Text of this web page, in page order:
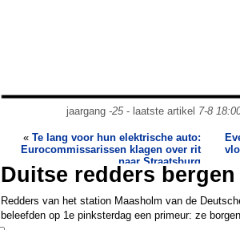
jaargang -25- laatste artikel 7-8
« Te lang voor hun elektrische auto:
Eurocommissarissen klagen over rit
naar Straatsburg
Duitse redders
Redders van het station Maasholm van de
beleefden op 1e pinksterdag een primeur: ze